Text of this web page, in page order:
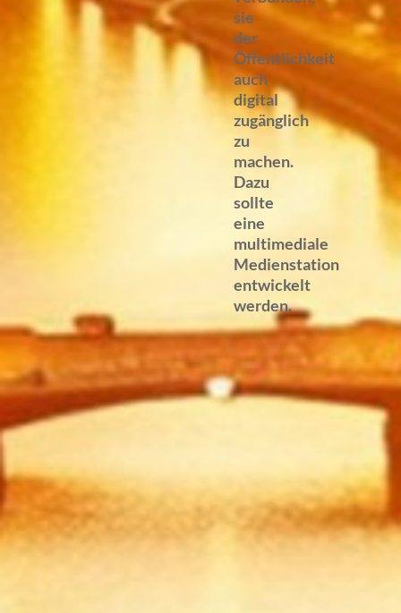
sie
der
Öffentlichkeit
auch
digital
zugänglich
zu
machen.
Dazu
sollte
eine
multimediale
Medienstation
entwickelt
werden.